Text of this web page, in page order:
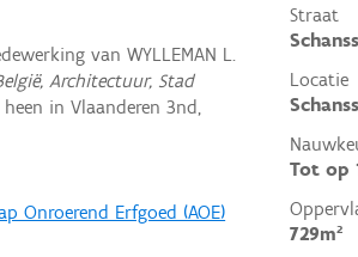
Straat
Locatie
Tot op
729m²
van WYLLEMAN L.
Architectuur, Stad
in Vlaanderen 3nd,
Onroerend Erfgoed (AOE)